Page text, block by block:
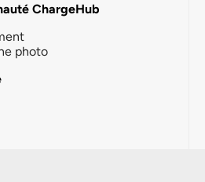
ChargeHub
photo